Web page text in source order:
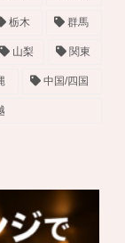
栃木 群馬
山梨 関東
中国/四国